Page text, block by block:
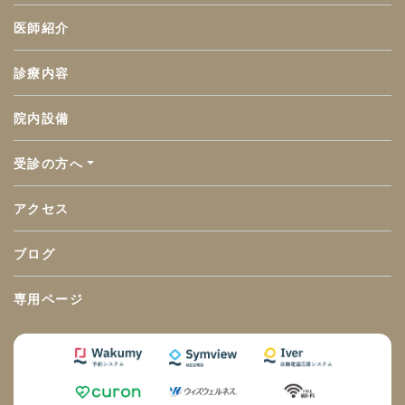
医師紹介
診療内容
院内設備
受診の方へ
アクセス
ブログ
専用ページ